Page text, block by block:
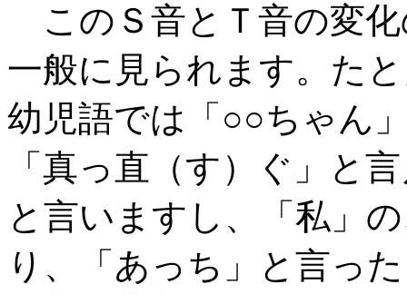
このＳ音とＴ音の変
一般に見られます。た
幼児語では「○○ちゃん
「真っ直（す）ぐ」と
と言いますし、「私」
り、「あっち」と言っ